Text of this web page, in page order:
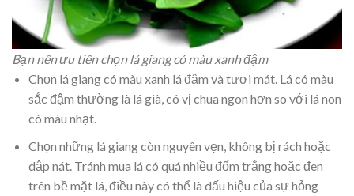
Bạn nên ưu tiên chọn lá giang có màu xanh đậm
Chọn lá giang có màu xanh lá đậm và tươi mát. Lá có màu
sắc đậm thường là lá già, có vị chua ngon hơn so với lá non
có màu nhạt.
Chọn những lá giang còn nguyên vẹn, không bị rách hoặc
dập nát. Tránh mua lá có quá nhiều đốm trắng hoặc đen
trên bề mặt lá, điều này có thể là dấu hiệu của sự hỏng